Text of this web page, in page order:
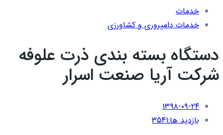
خدمات
خدمات دامپروری و کشاورزی
دستگاه بسته بندی ذرت علوفه
شرکت آریا صنعت اسرار
۱۳۹۸-۰۹-۲۴
بازدید ها:3541